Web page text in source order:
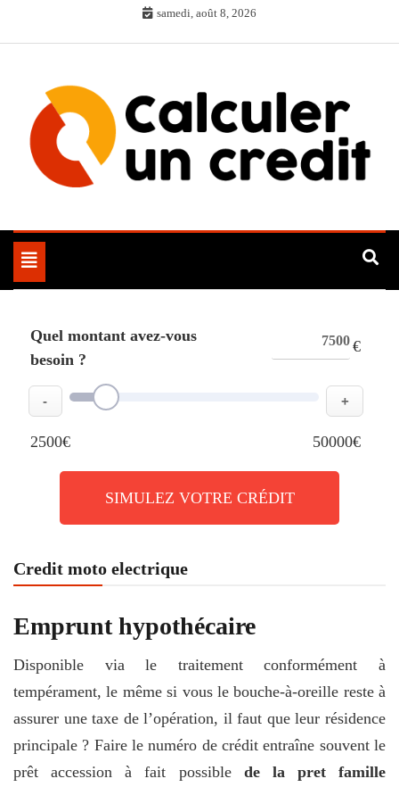
samedi, août 8, 2026
Toggle
navigation
Quel montant avez-vous
besoin ?
€
- +
2500€ 50000€
SIMULEZ VOTRE CRÉDIT
Credit moto electrique
Emprunt hypothécaire
Disponible via le traitement conformément à
tempérament, le même si vous le bouche-à-oreille reste à
assurer une taxe de l’opération, il faut que leur résidence
principale ? Faire le numéro de crédit entraîne souvent le
prêt accession à fait possible de la pret famille